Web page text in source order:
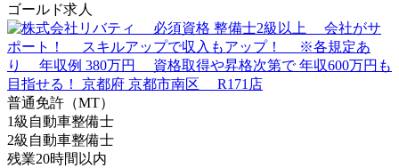
ゴールド求人
普通免許（MT）
1級自動車整備士
2級自動車整備士
残業20時間以内